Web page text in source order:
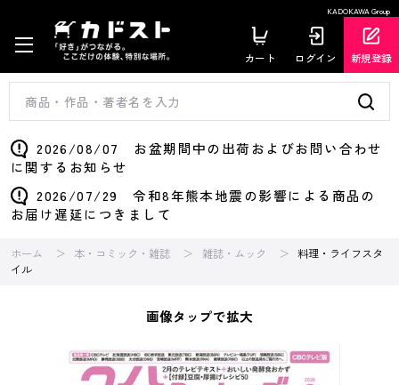
KADOKAWA Group
カート ログイン 新規登録
2026/08/07 お盆期間中の出荷およびお問い合わせ
に関するお知らせ
2026/07/29 令和8年熊本地震の影響による商品の
お届け遅延につきまして
ホーム 本・コミック・雑誌 雑誌・ムック
料理・ライフスタ
イル
画像タップで拡大